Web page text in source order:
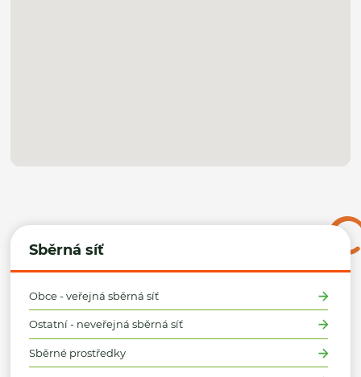
Sběrná síť
Obce - veřejná sběrná síť
Ostatní - neveřejná sběrná síť
Sběrné prostředky